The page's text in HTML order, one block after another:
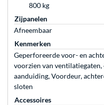
800 kg
Zijpanelen
Afneembaar
Kenmerken
Geperforeerde voor- en
voorzien van
aanduiding, Voordeur,
sloten
Accessoires